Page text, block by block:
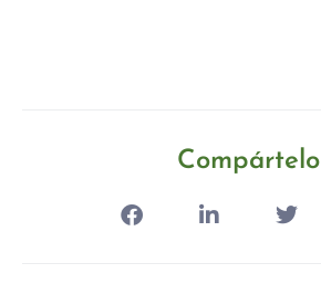
Compártelo